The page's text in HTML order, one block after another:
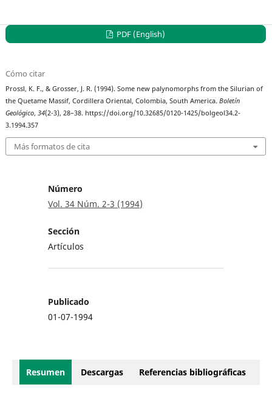
PDF (English)
Cómo citar
Prossl, K. F., & Grosser, J. R. (1994). Some new palynomorphs from the Silurian of
the Quetame Massif, Cordillera Oriental, Colombia, South America.Boletín
Geológico,34(2-3), 28–38. https://doi.org/10.32685/0120-1425/bolgeol34.2-
3.1994.357
Más formatos de cita
Número
Vol. 34 Núm. 2-3 (1994)
Sección
Artículos
Publicado
01-07-1994
Resumen Descargas Referencias bibliográficas